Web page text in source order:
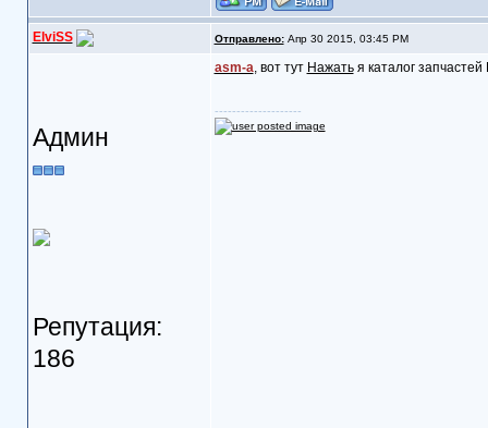
ElviSS Отправлено:Апр 30 2015, 03:45 PM
Админ
Репутация:
186
asm-a, вот тут Нажатья каталог
--------------------